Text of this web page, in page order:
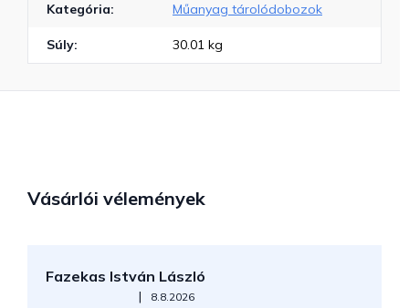
Kategória: Műanyag tárolódobozok
Súly: 30.01 kg
Vásárlói vélemények
Fazekas István László
Az áruház értékelése 5-ből 5 csillag.
| 8.8.2026